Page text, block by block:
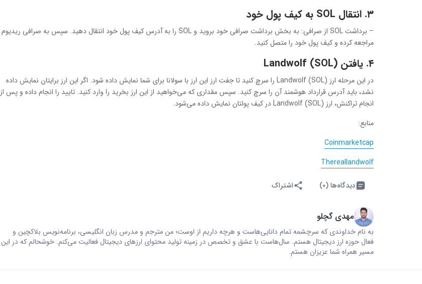
۳. انتقال SOL به کیف پول خود
– برداشت SOL از صرافی: به بخش برداشت صرافی خود بروید و SOL را به آدرس کیف پول خود انتقال دهید. سپس به صرافی ریدیوم
مراجعه کرده و کیف پول خود را متصل کنید.
۴. یافتن Landwolf (SOL)
در این مرحله ارز Landwolf (SOL) را سرچ کنید تا جفت ارز این ارز با سولانا برای شما نمایش داده شود. اگر این ارز برایتان نمایش داده
نشد، باید آدرس قرارداد هوشمند آن را سرچ کنید. سپس مقداری که می‌خواهید از این ارز بخرید را وارد کنید. تایید را انجام داده و پس از
انجام تراکنش، ارز Landwolf (SOL) در کیف پولتان نمایش داده می‌شود.
منابع:
Coinmarketcap
Thereallandwolf
دیدگاه‌ها (۰) اشتراک
مهدی گچلو
به نام خداوندی که سرچشمه تمام دانایی‌هاست و هرچه داریم از اوست؛ من مترجم و مدرس زبان انگلیسی، برنامه‌نویس بلاکچین و
فعال حوزه ارز دیجیتال هستم. سال‌هاست با عشق و تخصص در زمینه تولید محتوای ارزهای دیجیتال فعالیت می‌کنم. خوشحالم که در این
مسیر همراه شما عزیزان هستم.